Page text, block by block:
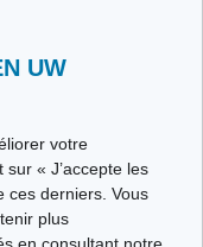
UW
votre
« J’accepte les
ces derniers. Vous
plus
en consultant notre
la charte HON Code.
Gustave Demeylaan 57 -